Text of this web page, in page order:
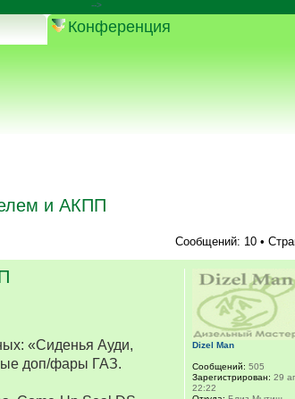
-->
Конференция
и АКПП
Сообщений: 10 •
«Сиденья Ауди,
доп/фары ГАЗ.
Dizel Man
Сообщений: 505
Зарегистрирован: 29
22:22